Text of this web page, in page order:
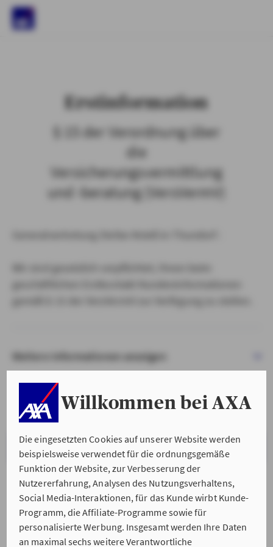
Willkommen bei AXA
Die eingesetzten Cookies auf unserer Website werden
beispielsweise verwendet für die ordnungsgemäße
Funktion der Website, zur Verbesserung der
Nutzererfahrung, Analysen des Nutzungsverhaltens,
Social Media-Interaktionen, für das Kunde wirbt Kunde-
Programm, die Affiliate-Programme sowie für
personalisierte Werbung. Insgesamt werden Ihre Daten
an maximal sechs weitere Verantwortliche
Erstinformation
§ 15 der Verordnung über
die
Versicherungsvermittlung
und -beratung (VersVermV)
Weitere Informationen anzeigen
VERSTANDEN & WEITER